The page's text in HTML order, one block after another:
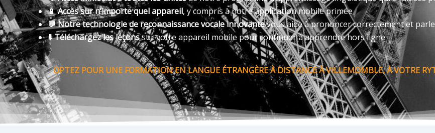
📱 Accès sur n’importe quel appareil, y compris à notre application mobile primée
💬 Notre technologie de reconnaissance vocale innovantevous aide à prononcer correctement et
⬇️ Téléchargez les leçonssur votre appareil mobile pour continuer à apprendre hors ligne
OPTEZ POUR UNE FORMATION EN LANGUE ÉTRANGÈRE À DISTANCE À VILLEMOMBLE, À VOTRE